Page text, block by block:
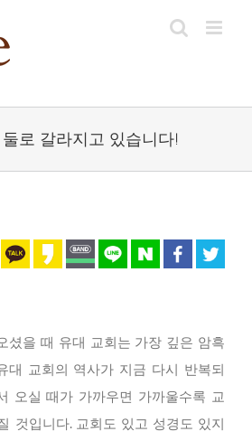
로 갈라지고 있습니다!
셨을 때 유대 교회는 가장 깊은 암흑
대 교회의 역사가 지금 다시 반복되
오실 때가 가까우면 가까울수록 교
것입니다. 교회도 있고 성경도 있지